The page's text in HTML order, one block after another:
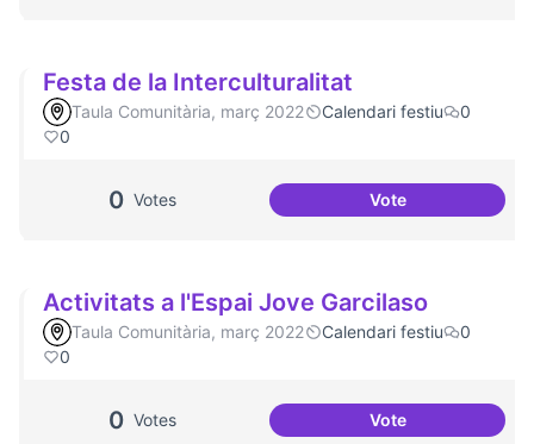
Festa de la Interculturalitat
Taula Comunitària, març 2022 Calendari festiu
0
0
0 Votes VoteFesta de la
Activitats a l'Espai Jove Garcilaso
Taula Comunitària, març 2022 Calendari festiu
0
0
0 Votes VoteActivitats a